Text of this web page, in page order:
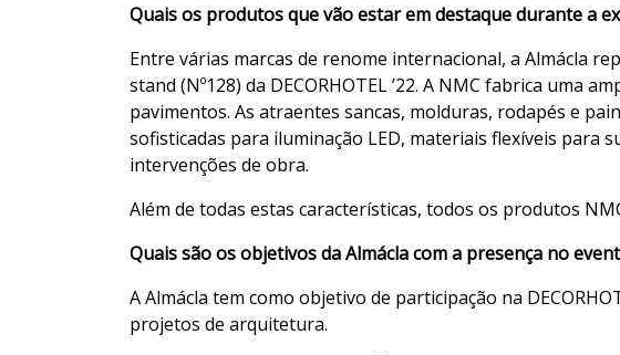
Quais os produtos que vão estar em destaque durante a
Entre várias marcas de renome internacional, a Almácla
stand (Nº128) da DECORHOTEL ’22. A NMC fabrica uma
pavimentos. As atraentes sancas, molduras, rodapés e
sofisticadas para iluminação LED, materiais flexíveis para
intervenções de obra.
Além de todas estas características, todos os produtos
Quais são os objetivos da Almácla com a presença no
A Almácla tem como objetivo de participação na
projetos de arquitetura.